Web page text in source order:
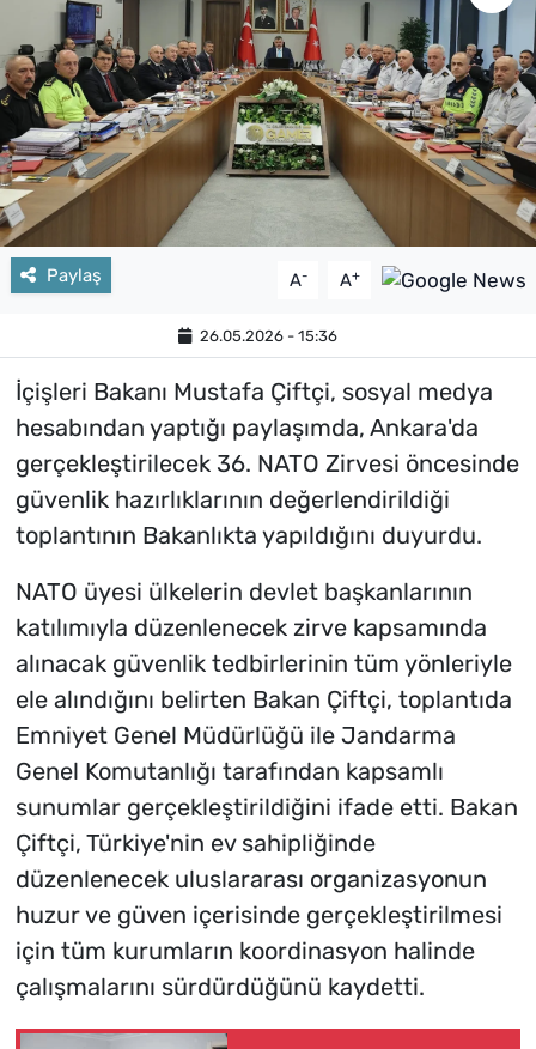
Paylaş A- A+
26.05.2026 - 15:36
İçişleri Bakanı Mustafa Çiftçi, sosyal medya
hesabından yaptığı paylaşımda, Ankara'da
gerçekleştirilecek 36. NATO Zirvesi öncesinde
güvenlik hazırlıklarının değerlendirildiği
toplantının Bakanlıkta yapıldığını duyurdu.
NATO üyesi ülkelerin devlet başkanlarının
katılımıyla düzenlenecek zirve kapsamında
alınacak güvenlik tedbirlerinin tüm yönleriyle
ele alındığını belirten Bakan Çiftçi, toplantıda
Emniyet Genel Müdürlüğü ile Jandarma
Genel Komutanlığı tarafından kapsamlı
sunumlar gerçekleştirildiğini ifade etti. Bakan
Çiftçi, Türkiye'nin ev sahipliğinde
düzenlenecek uluslararası organizasyonun
huzur ve güven içerisinde gerçekleştirilmesi
için tüm kurumların koordinasyon halinde
çalışmalarını sürdürdüğünü kaydetti.